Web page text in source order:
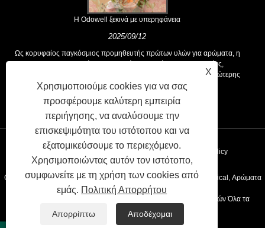
Η Odowell ξεκινά με υπερηφάνεια
2025/09/12
Ως κορυφαίος παγκόσμιος προμηθευτής πρώτων υλών για αρώματα, η
Odowell υποστηρίζει μια βασική φιλοσοφία της "καινοτομίας,
επικεντρωμένης στην ποιότητα", που παρέχει σταθερά λύσεις ανώτερης
αρωτικής στους πελάτες παγκοσμίως.
Συνδέσεις XML Privacy Policy
Copyright © 2020 Kunshan Odowell CO., Ltd - China Aroma Chemical, Αρώματα
Συστατικά Κατασκευαστές, Προμηθευτές Αιθευελιού Προμηθευτών Όλα τα
δικαιώματα διατηρούνται.
X
Χρησιμοποιούμε cookies για να σας
προσφέρουμε καλύτερη εμπειρία
περιήγησης, να αναλύσουμε την
επισκεψιμότητα του ιστότοπου και να
εξατομικεύσουμε το περιεχόμενο.
Χρησιμοποιώντας αυτόν τον ιστότοπο,
συμφωνείτε με τη χρήση των cookies από
εμάς. Πολιτική Απορρήτου
Απορρίπτω Αποδέχομαι